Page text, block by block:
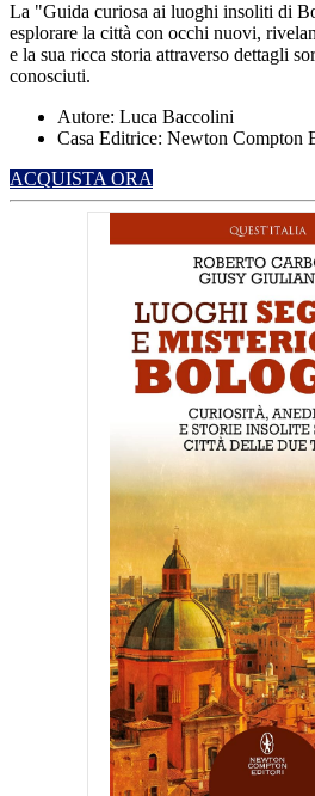
La "Guida curiosa ai luoghi insoliti di
esplorare la città con occhi nuovi,
e la sua ricca storia attraverso dettagli
conosciuti.
Autore: Luca Baccolini
Casa Editrice: Newton Compton
ACQUISTA ORA